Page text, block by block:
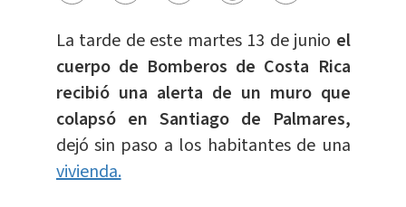
La tarde de este martes 13 de junio el
cuerpo de Bomberos de Costa Rica
recibió una alerta de un muro que
colapsó en Santiago de Palmares,
dejó sin paso a los habitantes de una
vivienda.